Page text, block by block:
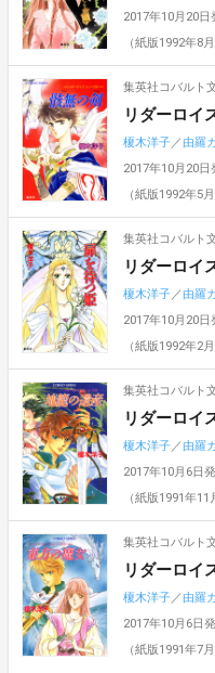
2017年10月20日
（紙版1992年8
集英社コバルト
リダーロイ
榎木洋子／由羅
2017年10月20日
（紙版1992年5
集英社コバルト
リダーロイ
榎木洋子／由羅
2017年10月20日
（紙版1992年2
集英社コバルト
リダーロイ
榎木洋子／由羅
2017年10月6日
（紙版1991年11
集英社コバルト
リダーロイ
榎木洋子／由羅
2017年10月6日
（紙版1991年7